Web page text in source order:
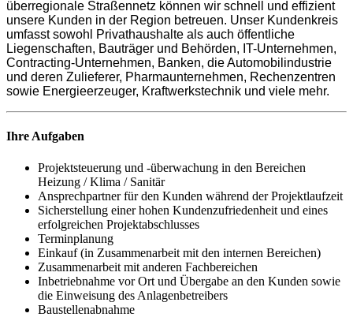
überregionale Straßennetz können wir schnell und effizient
unsere Kunden in der Region betreuen. Unser Kundenkreis
umfasst sowohl Privathaushalte als auch öffentliche
Liegenschaften, Bauträger und Behörden, IT-Unternehmen,
Contracting-Unternehmen, Banken, die Automobilindustrie
und deren Zulieferer, Pharmaunternehmen, Rechenzentren
sowie Energieerzeuger, Kraftwerkstechnik und viele mehr.
Ihre Aufgaben
Projektsteuerung und -überwachung in den Bereichen
Heizung / Klima / Sanitär
Ansprechpartner für den Kunden während der Projektlaufzeit
Sicherstellung einer hohen Kundenzufriedenheit und eines
erfolgreichen Projektabschlusses
Terminplanung
Einkauf (in Zusammenarbeit mit den internen Bereichen)
Zusammenarbeit mit anderen Fachbereichen
Inbetriebnahme vor Ort und Übergabe an den Kunden sowie
die Einweisung des Anlagenbetreibers
Baustellenabnahme